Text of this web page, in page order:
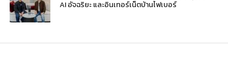
AI อัจฉริยะ และอินเทอร์เน็ตบ้านไฟเบอร์